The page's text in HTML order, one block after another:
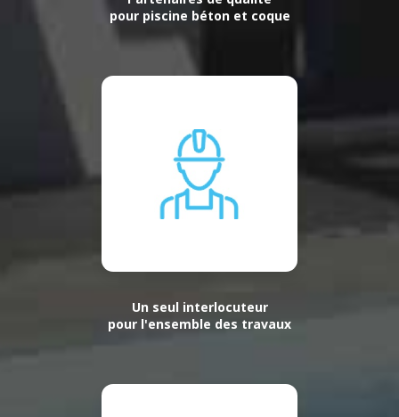
pour piscine béton et coque
Un seul interlocuteur
pour l'ensemble des travaux